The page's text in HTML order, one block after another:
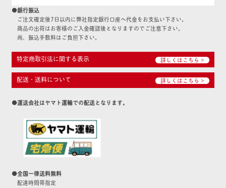
●銀行振込
ご注文確定後7日以内に弊社指定銀行口座へ代金をお支払い下さい。
商品の出荷はお客様のご入金確認後となりますのでご注意下さい。
尚、振込手数料はご負担下さい。
特定商取引法に関する表示 詳しくはこちら >
配送・送料について 詳しくはこちら >
●運送会社はヤマト運輸での配送となります。
●全国一律送料無料
配達時間帯指定